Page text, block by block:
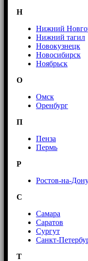
Н
Нижний
Нижний тагил
Новокузнецк
Новосибирск
Ноябрьск
О
Омск
Оренбург
П
Пенза
Пермь
Р
Ростов-на-
С
Самара
Саратов
Сургут
Санкт-
Т